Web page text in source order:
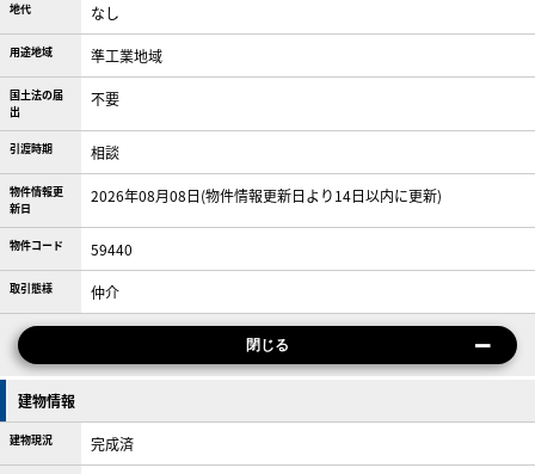
地代 なし
用途地域 準工業地域
国土法の届
出
不要
引渡時期 相談
物件情報更
新日
2026年08月08日(物件情報更新日より14日以内に更新)
物件コード 59440
取引態様 仲介
閉じる
建物情報
建物現況 完成済